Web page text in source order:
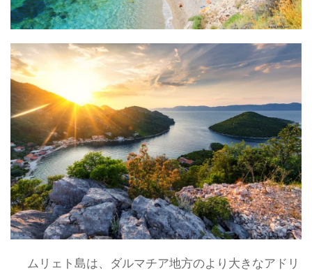
ムリェト島は、ダルマチア地方のより大きなアドリ